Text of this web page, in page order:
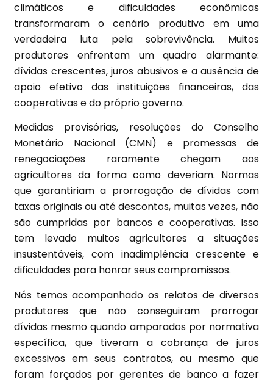
climáticos e dificuldades econômicas
transformaram o cenário produtivo em uma
verdadeira luta pela sobrevivência. Muitos
produtores enfrentam um quadro alarmante:
dívidas crescentes, juros abusivos e a ausência de
apoio efetivo das instituições financeiras, das
cooperativas e do próprio governo.
Medidas provisórias, resoluções do Conselho
Monetário Nacional (CMN) e promessas de
renegociações raramente chegam aos
agricultores da forma como deveriam. Normas
que garantiriam a prorrogação de dívidas com
taxas originais ou até descontos, muitas vezes, não
são cumpridas por bancos e cooperativas. Isso
tem levado muitos agricultores a situações
insustentáveis, com inadimplência crescente e
dificuldades para honrar seus compromissos.
Nós temos acompanhado os relatos de diversos
produtores que não conseguiram prorrogar
dívidas mesmo quando amparados por normativa
específica, que tiveram a cobrança de juros
excessivos em seus contratos, ou mesmo que
foram forçados por gerentes de banco a fazer